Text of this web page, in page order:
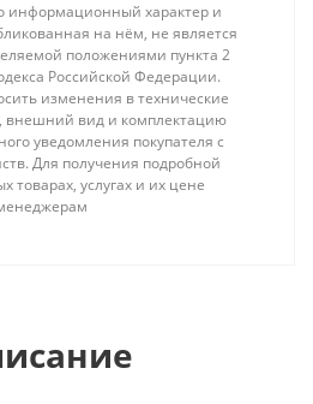
информационный характер и
на нём, не является
положениями пункта 2
Российской Федерации.
изменения в технические
внешний вид и комплектацию
уведомления покупателя с
Для получения подробной
услугах и их цене